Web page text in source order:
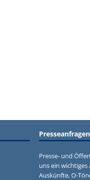
Presseanfragen
Presse- und
uns ein wichtiges
Auskünfte, O-